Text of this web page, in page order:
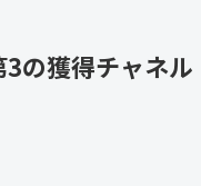
3の獲得チャネル